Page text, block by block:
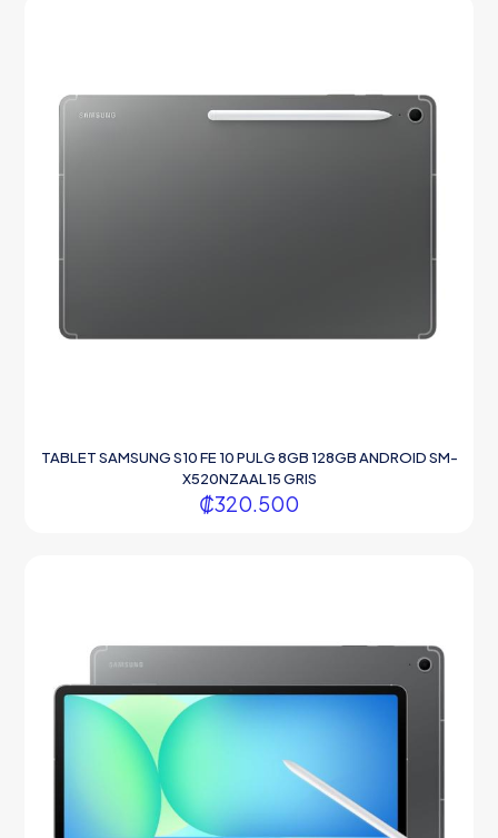
TABLET SAMSUNG S10 FE 10 PULG 8GB 128GB ANDROID SM-
X520NZAAL15 GRIS
₡320.500